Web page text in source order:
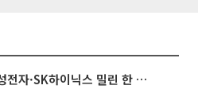
[베스트&워스트] 삼성전자·SK하이닉스 밀린 한 주…상상인증권은 85% 급등